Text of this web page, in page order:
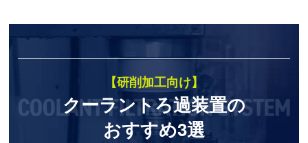
【研削加工向け】
クーラントろ過装置の
おすすめ3選